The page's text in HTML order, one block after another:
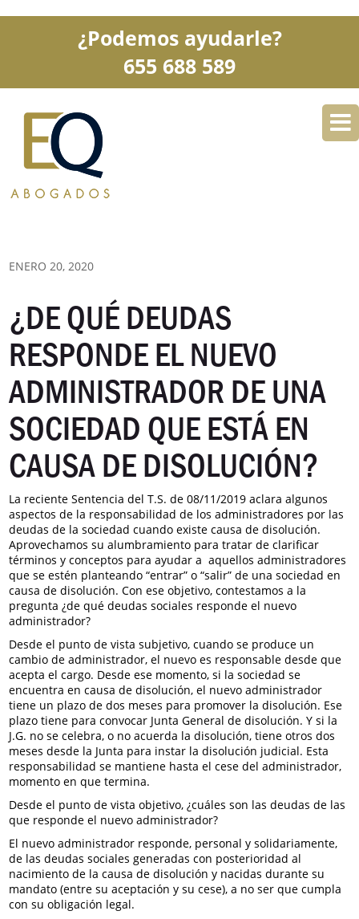
¿Podemos ayudarle?
655 688 589
SERVICIOS
ENERO 20, 2020
¿DE QUÉ DEUDAS
RESPONDE EL NUEVO
ADMINISTRADOR DE UNA
SOCIEDAD QUE ESTÁ EN
CAUSA DE DISOLUCIÓN?
La reciente Sentencia del T.S. de 08/11/2019 aclara algunos
aspectos de la responsabilidad de los administradores por las
deudas de la sociedad cuando existe causa de disolución.
Aprovechamos su alumbramiento para tratar de clarificar
términos y conceptos para ayudar a aquellos administradores
que se estén planteando “entrar” o “salir” de una sociedad en
causa de disolución. Con ese objetivo, contestamos a la
pregunta ¿de qué deudas sociales responde el nuevo
administrador?
Desde el punto de vista subjetivo, cuando se produce un
cambio de administrador, el nuevo es responsable desde que
acepta el cargo. Desde ese momento, si la sociedad se
encuentra en causa de disolución, el nuevo administrador
tiene un plazo de dos meses para promover la disolución. Ese
plazo tiene para convocar Junta General de disolución. Y si la
J.G. no se celebra, o no acuerda la disolución, tiene otros dos
meses desde la Junta para instar la disolución judicial. Esta
responsabilidad se mantiene hasta el cese del administrador,
momento en que termina.
Desde el punto de vista objetivo, ¿cuáles son las deudas de las
que responde el nuevo administrador?
El nuevo administrador responde, personal y solidariamente,
de las deudas sociales generadas con posterioridad al
nacimiento de la causa de disolución y nacidas durante su
mandato (entre su aceptación y su cese), a no ser que cumpla
con su obligación legal.